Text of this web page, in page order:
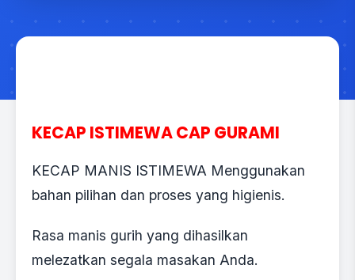
KECAP ISTIMEWA CAP GURAMI
KECAP MANIS ISTIMEWA Menggunakan
bahan pilihan dan proses yang higienis.
Rasa manis gurih yang dihasilkan
melezatkan segala masakan Anda.